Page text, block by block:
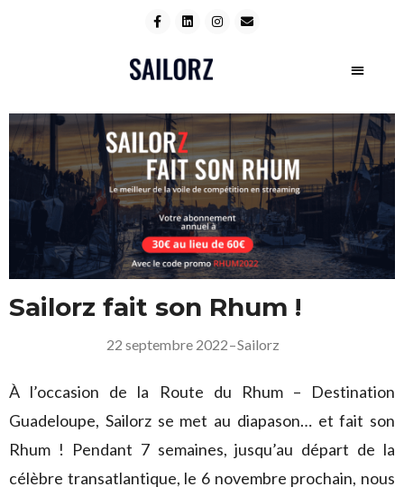
Sailorz fait son Rhum !
22 septembre 2022–Sailorz
À l’occasion de la Route du Rhum – Destination
Guadeloupe, Sailorz se met au diapason… et fait son
Rhum ! Pendant 7 semaines, jusqu’au départ de la
célèbre transatlantique, le 6 novembre prochain, nous